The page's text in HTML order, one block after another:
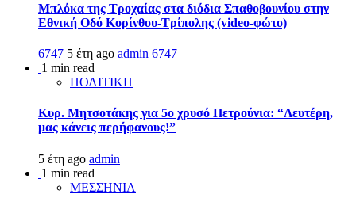
Μπλόκα της Τροχαίας στα διόδια Σπαθοβουνίου στην
Εθνική Οδό Κορίνθου-Τρίπολης (video-φώτο)
6747 5 έτη ago admin 6747
1 min read
ΠΟΛΙΤΙΚΗ
Κυρ. Μητσοτάκης για 5ο χρυσό Πετρούνια: “Λευτέρη,
μας κάνεις περήφανους!”
5 έτη ago admin
1 min read
ΜΕΣΣΗΝΙΑ